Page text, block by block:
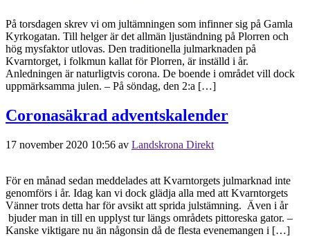
På torsdagen skrev vi om jultämningen som infinner sig på Gamla
Kyrkogatan. Till helger är det allmän ljuständning på Plorren och
hög mysfaktor utlovas. Den traditionella julmarknaden på
Kvarntorget, i folkmun kallat för Plorren, är inställd i år.
Anledningen är naturligtvis corona. De boende i området vill dock
uppmärksamma julen. – På söndag, den 2:a […]
Coronasäkrad adventskalender
17 november 2020 10:56 av Landskrona Direkt
För en månad sedan meddelades att Kvarntorgets julmarknad inte
genomförs i år. Idag kan vi dock glädja alla med att Kvarntorgets
Vänner trots detta har för avsikt att sprida julstämning. Även i år
bjuder man in till en upplyst tur längs områdets pittoreska gator. –
Kanske viktigare nu än någonsin då de flesta evenemangen i […]